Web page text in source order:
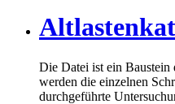
Die Datei ist ein Baustein
werden die einzelnen
durchgeführte